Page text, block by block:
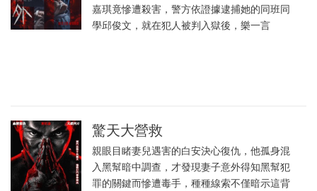
嘉琪竟慘遭殺害，警方依證據逮捕她的同班同
學邱俊文，就在犯人被判入獄後，樂一言
驚天大營救
親眼目睹妻兒遇害的白安決心復仇，他孤身混
入黑幫暗中調查，才發現妻子意外得知黑幫犯
罪的關鍵而慘遭毒手，種種線索不僅暗示這背